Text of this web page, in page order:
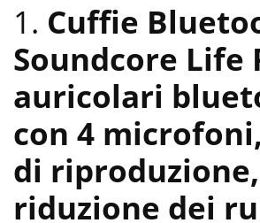
1. Cuffie
Soundcore Life
auricolari
con 4
di riproduzione,
riduzione dei